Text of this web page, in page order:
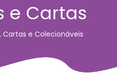
e Cartas
Cartas e Colecionáveis